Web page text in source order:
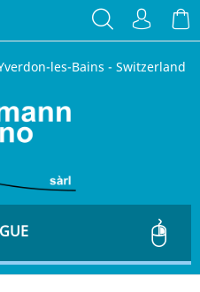
les-Bains - Switzerland